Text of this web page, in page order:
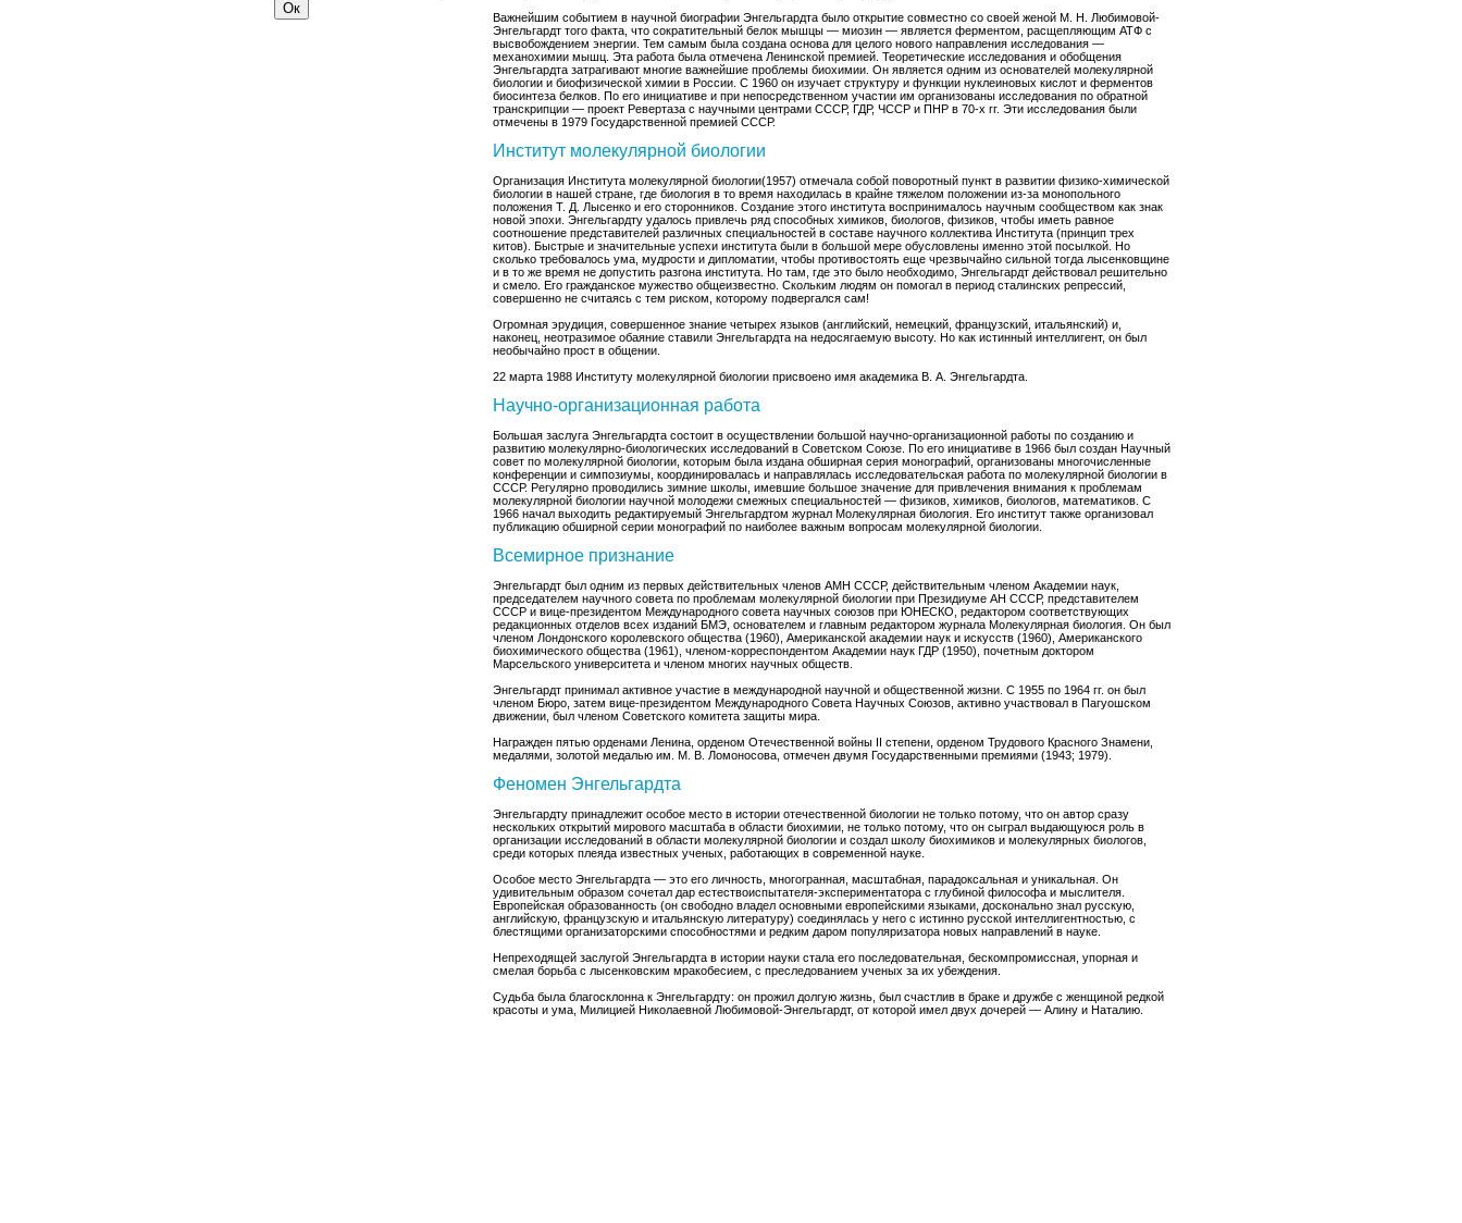
Важнейшим событием в научной биографии Энгельгардта было открытие совместно со своей женой М. Н. Любимовой-
Энгельгардт того факта, что сократительный белок мышцы — миозин — является ферментом, расщепляющим АТФ с
высвобождением энергии. Тем самым была создана основа для целого нового направления исследования —
механохимии мышц. Эта работа была отмечена Ленинской премией. Теоретические исследования и обобщения
Энгельгардта затрагивают многие важнейшие проблемы биохимии. Он является одним из основателей молекулярной
биологии и биофизической химии в России. С 1960 он изучает структуру и функции нуклеиновых кислот и ферментов
биосинтеза белков. По его инициативе и при непосредственном участии им организованы исследования по обратной
транскрипции — проект Ревертаза с научными центрами СССР, ГДР, ЧССР и ПНР в 70-х гг. Эти исследования были
отмечены в 1979 Государственной премией СССР.
Институт молекулярной биологии
Организация Института молекулярной биологии(1957) отмечала собой поворотный пункт в развитии физико-химической
биологии в нашей стране, где биология в то время находилась в крайне тяжелом положении из-за монопольного
положения Т. Д. Лысенко и его сторонников. Создание этого института воспринималось научным сообществом как знак
новой эпохи. Энгельгардту удалось привлечь ряд способных химиков, биологов, физиков, чтобы иметь равное
соотношение представителей различных специальностей в составе научного коллектива Института (принцип трех
китов). Быстрые и значительные успехи института были в большой мере обусловлены именно этой посылкой. Но
сколько требовалось ума, мудрости и дипломатии, чтобы противостоять еще чрезвычайно сильной тогда лысенковщине
и в то же время не допустить разгона института. Но там, где это было необходимо, Энгельгардт действовал решительно
и смело. Его гражданское мужество общеизвестно. Скольким людям он помогал в период сталинских репрессий,
совершенно не считаясь с тем риском, которому подвергался сам!
Огромная эрудиция, совершенное знание четырех языков (английский, немецкий, французский, итальянский) и,
наконец, неотразимое обаяние ставили Энгельгардта на недосягаемую высоту. Но как истинный интеллигент, он был
необычайно прост в общении.
22 марта 1988 Институту молекулярной биологии присвоено имя академика В. А. Энгельгардта.
Научно-организационная работа
Большая заслуга Энгельгардта состоит в осуществлении большой научно-организационной работы по созданию и
развитию молекулярно-биологических исследований в Советском Союзе. По его инициативе в 1966 был создан Научный
совет по молекулярной биологии, которым была издана обширная серия монографий, организованы многочисленные
конференции и симпозиумы, координировалась и направлялась исследовательская работа по молекулярной биологии в
СССР. Регулярно проводились зимние школы, имевшие большое значение для привлечения внимания к проблемам
молекулярной биологии научной молодежи смежных специальностей — физиков, химиков, биологов, математиков. С
1966 начал выходить редактируемый Энгельгардтом журнал Молекулярная биология. Его институт также организовал
публикацию обширной серии монографий по наиболее важным вопросам молекулярной биологии.
Всемирное признание
Энгельгардт был одним из первых действительных членов АМН СССР, действительным членом Академии наук,
председателем научного совета по проблемам молекулярной биологии при Президиуме АН СССР, представителем
СССР и вице-президентом Международного совета научных союзов при ЮНЕСКО, редактором соответствующих
редакционных отделов всех изданий БМЭ, основателем и главным редактором журнала Молекулярная биология. Он был
членом Лондонского королевского общества (1960), Американской академии наук и искусств (1960), Американского
биохимического общества (1961), членом-корреспондентом Академии наук ГДР (1950), почетным доктором
Марсельского университета и членом многих научных обществ.
Энгельгардт принимал активное участие в международной научной и общественной жизни. С 1955 по 1964 гг. он был
членом Бюро, затем вице-президентом Международного Совета Научных Союзов, активно участвовал в Пагуошском
движении, был членом Советского комитета защиты мира.
Награжден пятью орденами Ленина, орденом Отечественной войны II степени, орденом Трудового Красного Знамени,
медалями, золотой медалью им. М. В. Ломоносова, отмечен двумя Государственными премиями (1943; 1979).
Феномен Энгельгардта
Энгельгардту принадлежит особое место в истории отечественной биологии не только потому, что он автор сразу
нескольких открытий мирового масштаба в области биохимии, не только потому, что он сыграл выдающуюся роль в
организации исследований в области молекулярной биологии и создал школу биохимиков и молекулярных биологов,
среди которых плеяда известных ученых, работающих в современной науке.
Особое место Энгельгардта — это его личность, многогранная, масштабная, парадоксальная и уникальная. Он
удивительным образом сочетал дар естествоиспытателя-экспериментатора с глубиной философа и мыслителя.
Европейская образованность (он свободно владел основными европейскими языками, досконально знал русскую,
английскую, французскую и итальянскую литературу) соединялась у него с истинно русской интеллигентностью, с
блестящими организаторскими способностями и редким даром популяризатора новых направлений в науке.
Непреходящей заслугой Энгельгардта в истории науки стала его последовательная, бескомпромиссная, упорная и
смелая борьба с лысенковским мракобесием, с преследованием ученых за их убеждения.
Судьба была благосклонна к Энгельгардту: он прожил долгую жизнь, был счастлив в браке и дружбе с женщиной редкой
красоты и ума, Милицией Николаевной Любимовой-Энгельгардт, от которой имел двух дочерей — Алину и Наталию.